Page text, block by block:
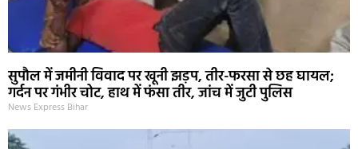
सुपौल में जमीनी विवाद पर खूनी झड़प, तीर-फरसा से छह घायल;
गर्दन पर गंभीर चोट, हाथ में फंसा तीर, जांच में जुटी पुलिस
News Express Bihar